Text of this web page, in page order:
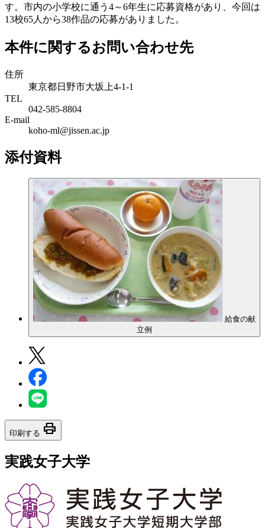
す。市内の小学校に通う4～6年生に応募資格があり、今回は
13校65人から38作品の応募がありました。
本件に関するお問い合わせ先
住所
東京都日野市大坂上4-1-1
TEL
042-585-8804
E-mail
koho-ml@jissen.ac.jp
添付資料
給食の献
立例
印刷する print
実践女子大学